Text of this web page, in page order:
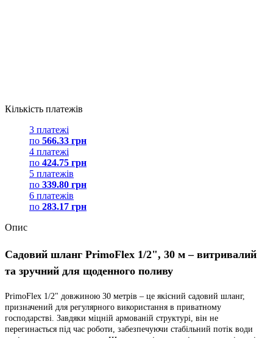
Кількість платежів
3 платежі
по 566.33 грн
4 платежі
по 424.75 грн
5 платежів
по 339.80 грн
6 платежів
по 283.17 грн
Опис
Садовий шланг PrimoFlex 1/2", 30 м – витривалий
та зручний для щоденного поливу
PrimoFlex 1/2" довжиною 30 метрів – це якісний садовий шланг,
призначений для регулярного використання в приватному
господарстві. Завдяки міцній армованій структурі, він не
перегинається під час роботи, забезпечуючи стабільний потік води